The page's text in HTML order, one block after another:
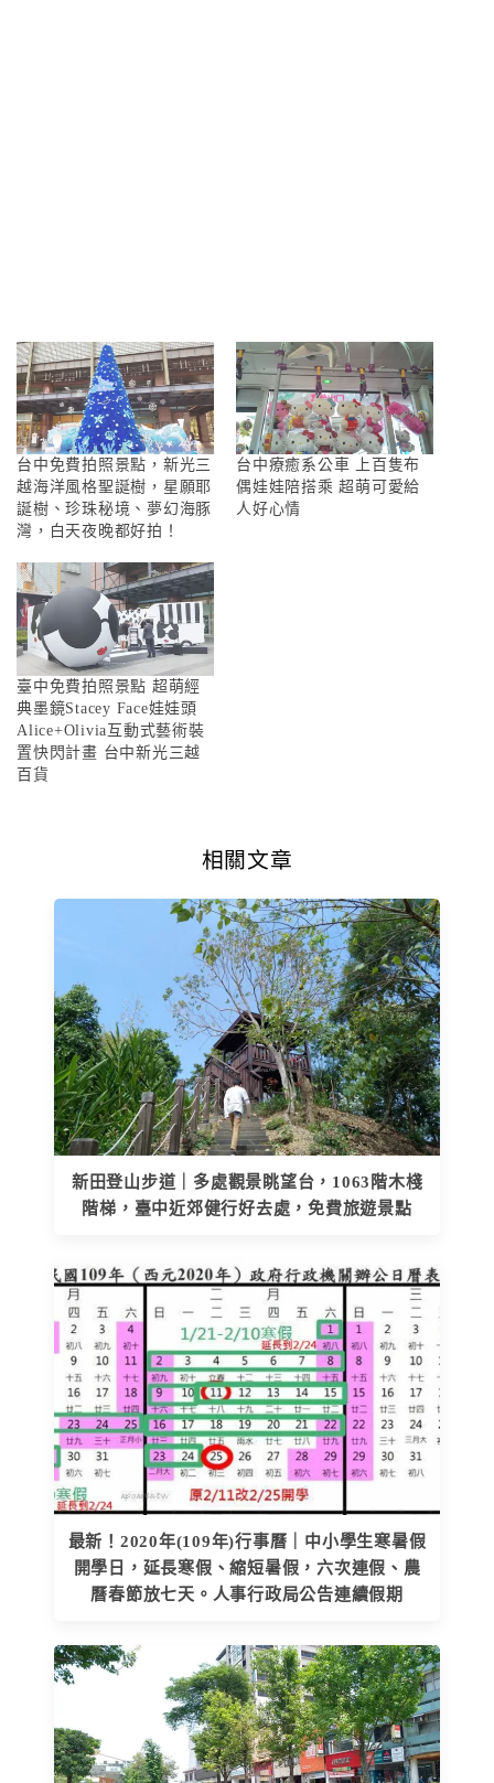
台中免費拍照景點，新光三
越海洋風格聖誕樹，星願耶
誕樹、珍珠秘境、夢幻海豚
灣，白天夜晚都好拍！
台中療癒系公車 上百隻布
偶娃娃陪搭乘 超萌可愛給
人好心情
臺中免費拍照景點 超萌經
典墨鏡Stacey Face娃娃頭
Alice+Olivia互動式藝術裝
置快閃計畫 台中新光三越
百貨
相關文章
新田登山步道｜多處觀景眺望台，1063階木棧
階梯，臺中近郊健行好去處，免費旅遊景點
最新！2020年(109年)行事曆｜中小學生寒暑假
開學日，延長寒假、縮短暑假，六次連假、農
曆春節放七天。人事行政局公告連續假期